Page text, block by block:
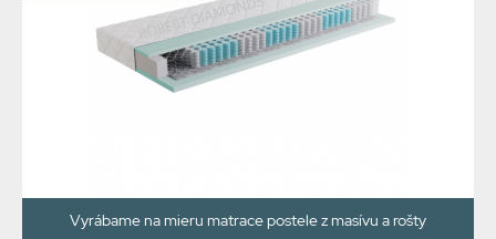
Vyrábame na mieru matrace postele z masívu a rošty